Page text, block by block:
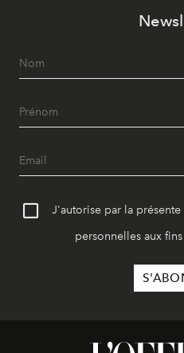
J'autorise par la
personnelles aux